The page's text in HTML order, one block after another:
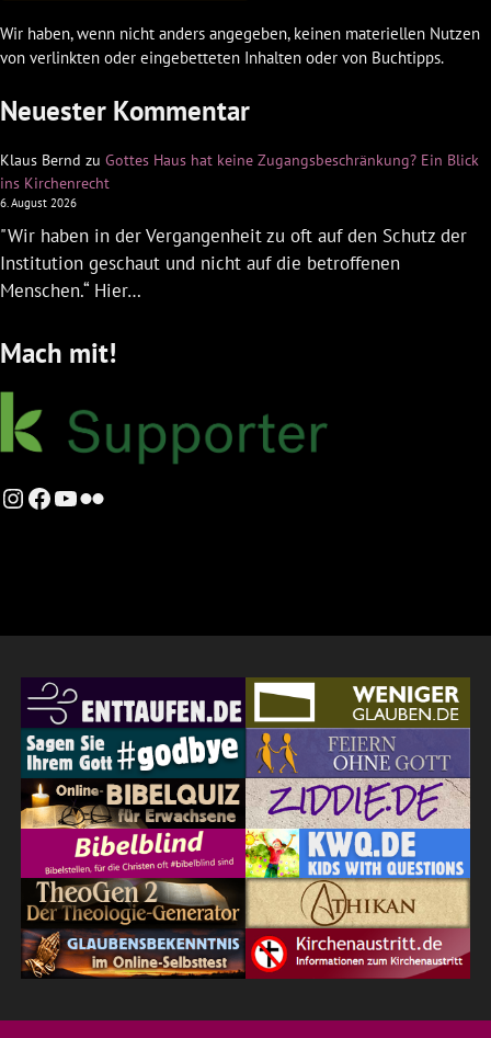
Wir haben, wenn nicht anders angegeben, keinen materiellen Nutzen
von verlinkten oder eingebetteten Inhalten oder von Buchtipps.
Neuester Kommentar
Klaus Bernd zu Gottes Haus hat keine Zugangsbeschränkung? Ein Blick
ins Kirchenrecht
6. August 2026
"Wir haben in der Vergangenheit zu oft auf den Schutz der
Institution geschaut und nicht auf die betroffenen
Menschen.“ Hier…
Mach mit!
Instagram
Facebook
YouTube
Flickr